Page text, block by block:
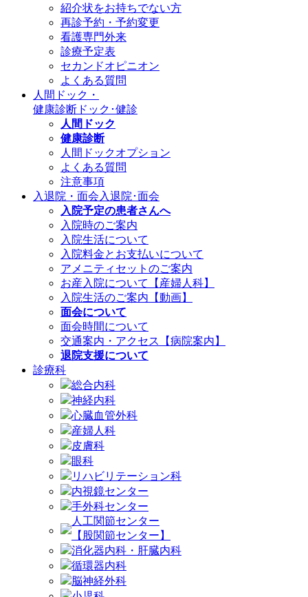
紹介状をお持ちでない方
再診予約・予約変更
看護専門外来
診療予定表
セカンドオピニオン
よくある質問
人間ドック・
健康診断 ドック･健診
人間ドック
健康診断
人間ドックオプション
よくある質問
注意事項
入退院・面会 入退院･面会
入院予定の患者さんへ
入院時のご案内
入院生活について
入院料金とお支払いについて
アメニティセットのご案内
お産入院について【産婦人科】
入院生活のご案内【動画】
面会について
面会時間について
交通案内・アクセス【病院案内】
退院支援について
診療科
総合内科
神経内科
心臓血管外科
産婦人科
皮膚科
眼科
リハビリテーション科
内視鏡センター
手外科センター
人工関節センター
【股関節センター】
消化器内科・肝臓内科
循環器内科
脳神経外科